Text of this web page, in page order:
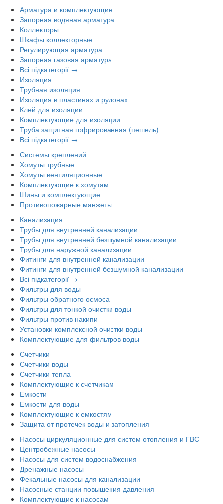
Арматура и комплектующие
Запорная водяная арматура
Коллекторы
Шкафы коллекторные
Регулирующая арматура
Запорная газовая арматура
Всі підкатегорії →
Изоляция
Трубная изоляция
Изоляция в пластинах и рулонах
Клей для изоляции
Комплектующие для изоляции
Труба защитная гофрированная (пешель)
Всі підкатегорії →
Системы креплений
Хомуты трубные
Хомуты вентиляционные
Комплектующие к хомутам
Шины и комплектующие
Противопожарные манжеты
Канализация
Трубы для внутренней канализации
Трубы для внутренней безшумной канализации
Трубы для наружной канализации
Фитинги для внутренней канализации
Фитинги для внутренней безшумной канализации
Всі підкатегорії →
Фильтры для воды
Фильтры обратного осмоса
Фильтры для тонкой очистки воды
Фильтры против накипи
Установки комплексной очистки воды
Комплектующие для фильтров воды
Счетчики
Счетчики воды
Счетчики тепла
Комплектующие к счетчикам
Емкости
Емкости для воды
Комплектующие к емкостям
Защита от протечек воды и затопления
Насосы циркуляционные для систем отопления и ГВС
Центробежные насосы
Насосы для систем водоснабжения
Дренажные насосы
Фекальные насосы для канализации
Насосные станции повышения давления
Комплектующие к насосам